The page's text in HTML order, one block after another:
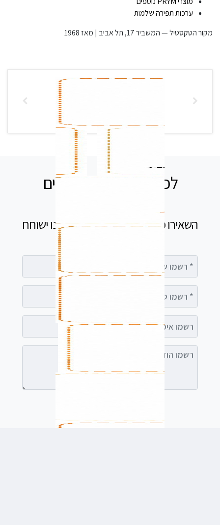
ערכות תפירה שלמות
מקור הטקסטיל — המשביר 17, תל אביב | מאז 1968
לכל שאלה אנחנו זמינים
השאירו פרטים בטופס ומיד נציג שלנו ישוחח
רשמו אימייל (אופציונלי)
רשמו הודעה (אופציונלי)